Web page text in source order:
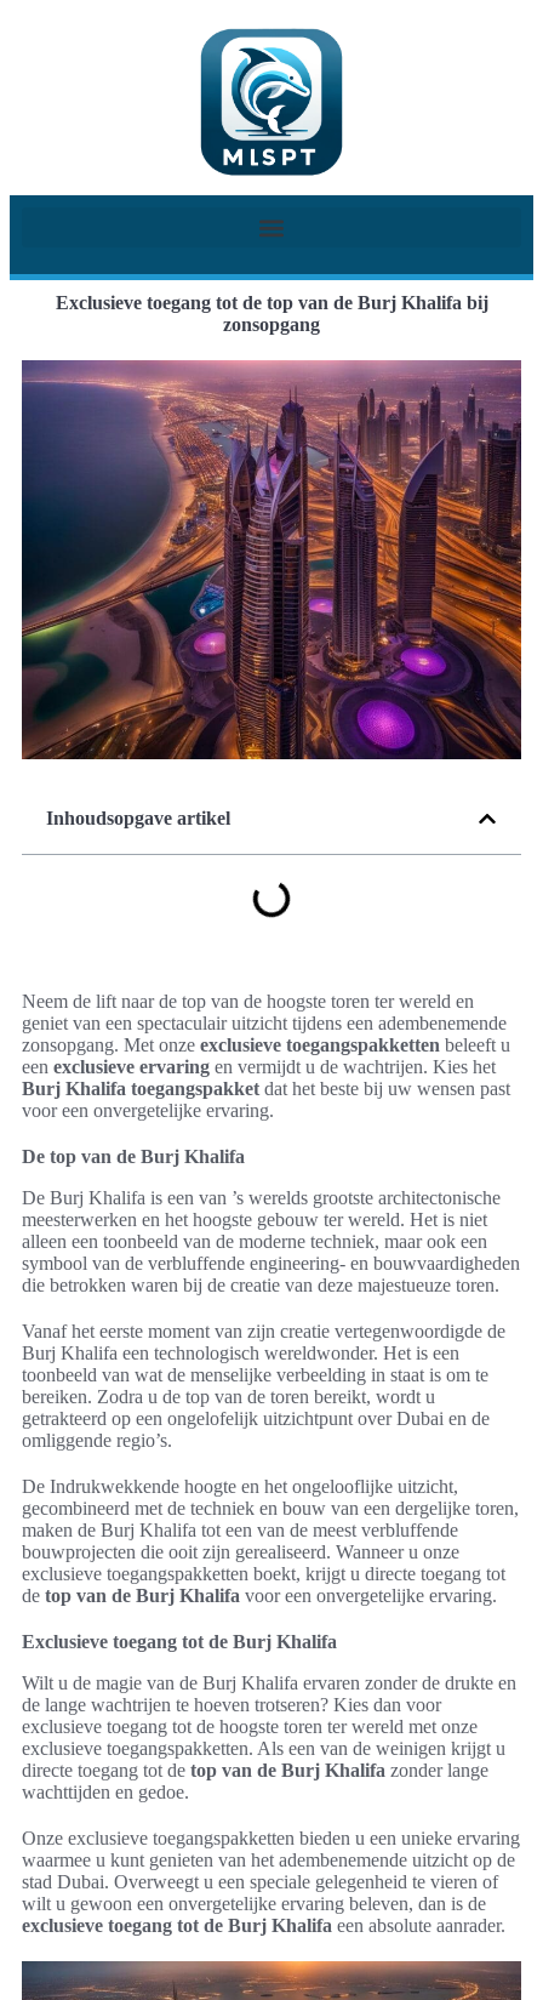
Exclusieve toegang tot de top van de Burj Khalifa bij
zonsopgang
Inhoudsopgave artikel
Neem de lift naar de top van de hoogste toren ter wereld en
geniet van een spectaculair uitzicht tijdens een adembenemende
zonsopgang. Met onze exclusieve toegangspakketten beleeft u
een exclusieve ervaring en vermijdt u de wachtrijen. Kies het
Burj Khalifa toegangspakket dat het beste bij uw wensen past
voor een onvergetelijke ervaring.
De top van de Burj Khalifa
De Burj Khalifa is een van ’s werelds grootste architectonische
meesterwerken en het hoogste gebouw ter wereld. Het is niet
alleen een toonbeeld van de moderne techniek, maar ook een
symbool van de verbluffende engineering- en bouwvaardigheden
die betrokken waren bij de creatie van deze majestueuze toren.
Vanaf het eerste moment van zijn creatie vertegenwoordigde de
Burj Khalifa een technologisch wereldwonder. Het is een
toonbeeld van wat de menselijke verbeelding in staat is om te
bereiken. Zodra u de top van de toren bereikt, wordt u
getrakteerd op een ongelofelijk uitzichtpunt over Dubai en de
omliggende regio’s.
De Indrukwekkende hoogte en het ongelooflijke uitzicht,
gecombineerd met de techniek en bouw van een dergelijke toren,
maken de Burj Khalifa tot een van de meest verbluffende
bouwprojecten die ooit zijn gerealiseerd. Wanneer u onze
exclusieve toegangspakketten boekt, krijgt u directe toegang tot
de top van de Burj Khalifa voor een onvergetelijke ervaring.
Exclusieve toegang tot de Burj Khalifa
Wilt u de magie van de Burj Khalifa ervaren zonder de drukte en
de lange wachtrijen te hoeven trotseren? Kies dan voor
exclusieve toegang tot de hoogste toren ter wereld met onze
exclusieve toegangspakketten. Als een van de weinigen krijgt u
directe toegang tot de top van de Burj Khalifa zonder lange
wachttijden en gedoe.
Onze exclusieve toegangspakketten bieden u een unieke ervaring
waarmee u kunt genieten van het adembenemende uitzicht op de
stad Dubai. Overweegt u een speciale gelegenheid te vieren of
wilt u gewoon een onvergetelijke ervaring beleven, dan is de
exclusieve toegang tot de Burj Khalifa een absolute aanrader.